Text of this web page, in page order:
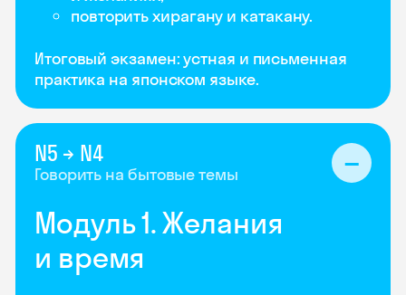
повторить хирагану и катакану.
Итоговый экзамен: устная и письменная
практика на японском языке.
N5 → N4
Говорить на бытовые темы
Модуль 1. Желания
и время